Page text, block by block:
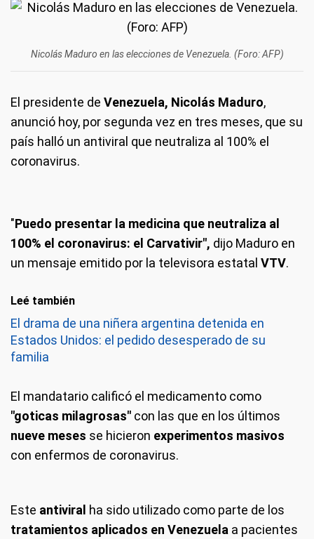
Nicolás Maduro en las elecciones de Venezuela. (Foro: AFP)
El presidente de Venezuela, Nicolás Maduro,
anunció hoy, por segunda vez en tres meses, que su
país halló un antiviral que neutraliza al 100% el
coronavirus.
"Puedo presentar la medicina que neutraliza al
100% el coronavirus: el Carvativir", dijo Maduro en
un mensaje emitido por la televisora estatal VTV.
Leé también
El drama de una niñera argentina detenida en
Estados Unidos: el pedido desesperado de su
familia
El mandatario calificó el medicamento como
"goticas milagrosas" con las que en los últimos
nueve meses se hicieron experimentos masivos
con enfermos de coronavirus.
Este antiviral ha sido utilizado como parte de los
tratamientos aplicados en Venezuela a pacientes